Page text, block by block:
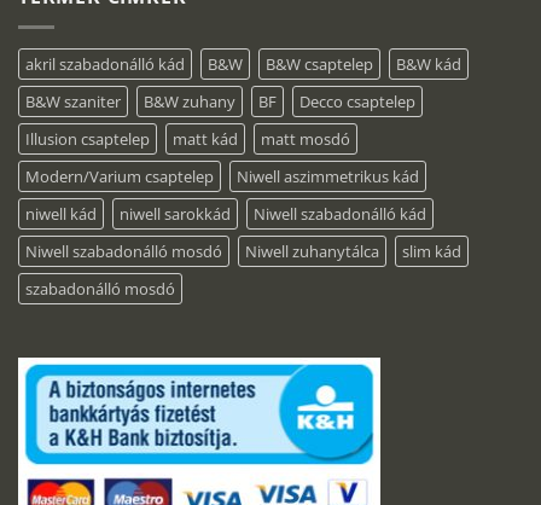
akril szabadonálló kád B&W B&W csaptelep
B&W kád
B&W szaniter
B&W zuhany BF
Decco csaptelep
Illusion csaptelep
matt kád
matt mosdó
Modern/Varium csaptelep
Niwell aszimmetrikus kád
niwell kád
niwell sarokkád
Niwell szabadonálló kád
Niwell szabadonálló mosdó
Niwell zuhanytálca
slim kád
szabadonálló mosdó